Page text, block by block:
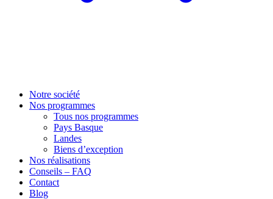
Notre société
Nos programmes
Tous nos programmes
Pays Basque
Landes
Biens d’exception
Nos réalisations
Conseils – FAQ
Contact
Blog